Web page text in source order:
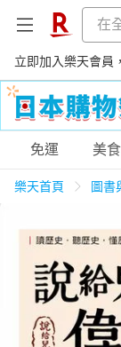
立即加入樂天會員
購物網分類
天天免運
居家生活
免運 美食
樂天首頁 圖書